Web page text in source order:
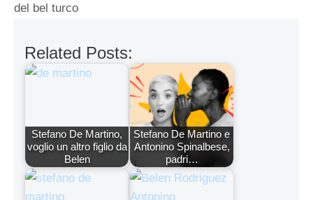
del bel turco
Related Posts:
Stefano De Martino,
voglio un altro figlio da
Belen
Stefano De Martino e
Antonino Spinalbese,
padri…